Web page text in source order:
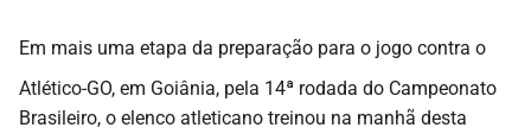
Em mais uma etapa da preparação para o jogo contra o
Atlético-GO, em Goiânia, pela 14ª rodada do Campeonato
Brasileiro, o elenco atleticano treinou na manhã desta